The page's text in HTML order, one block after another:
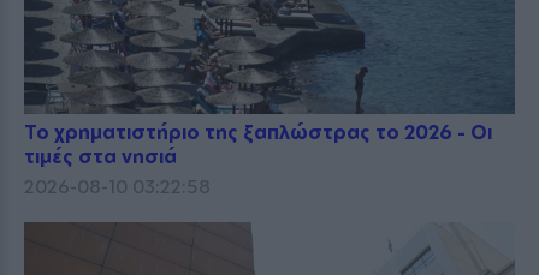
Το χρηματιστήριο της ξαπλώστρας το 2026 - Οι
τιμές στα νησιά
2026-08-10 03:22:58